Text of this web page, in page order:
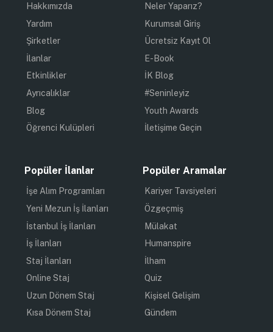
Hakkımızda
Yardım
Şirketler
İlanlar
Etkinlikler
Ayrıcalıklar
Blog
Öğrenci Kulüpleri
Neler Yaparız?
Kurumsal Giriş
Ücretsiz Kayıt Ol
E-Book
İK Blog
#Seninleyiz
Youth Awards
İletişime Geçin
Popüler İlanlar
İşe Alım Programları
Yeni Mezun İş İlanları
İstanbul İş İlanları
İş İlanları
Staj İlanları
Online Staj
Uzun Dönem Staj
Kısa Dönem Staj
Popüler Aramalar
Kariyer Tavsiyeleri
Özgeçmiş
Mülakat
Humanspire
İlham
Quiz
Kişisel Gelişim
Gündem